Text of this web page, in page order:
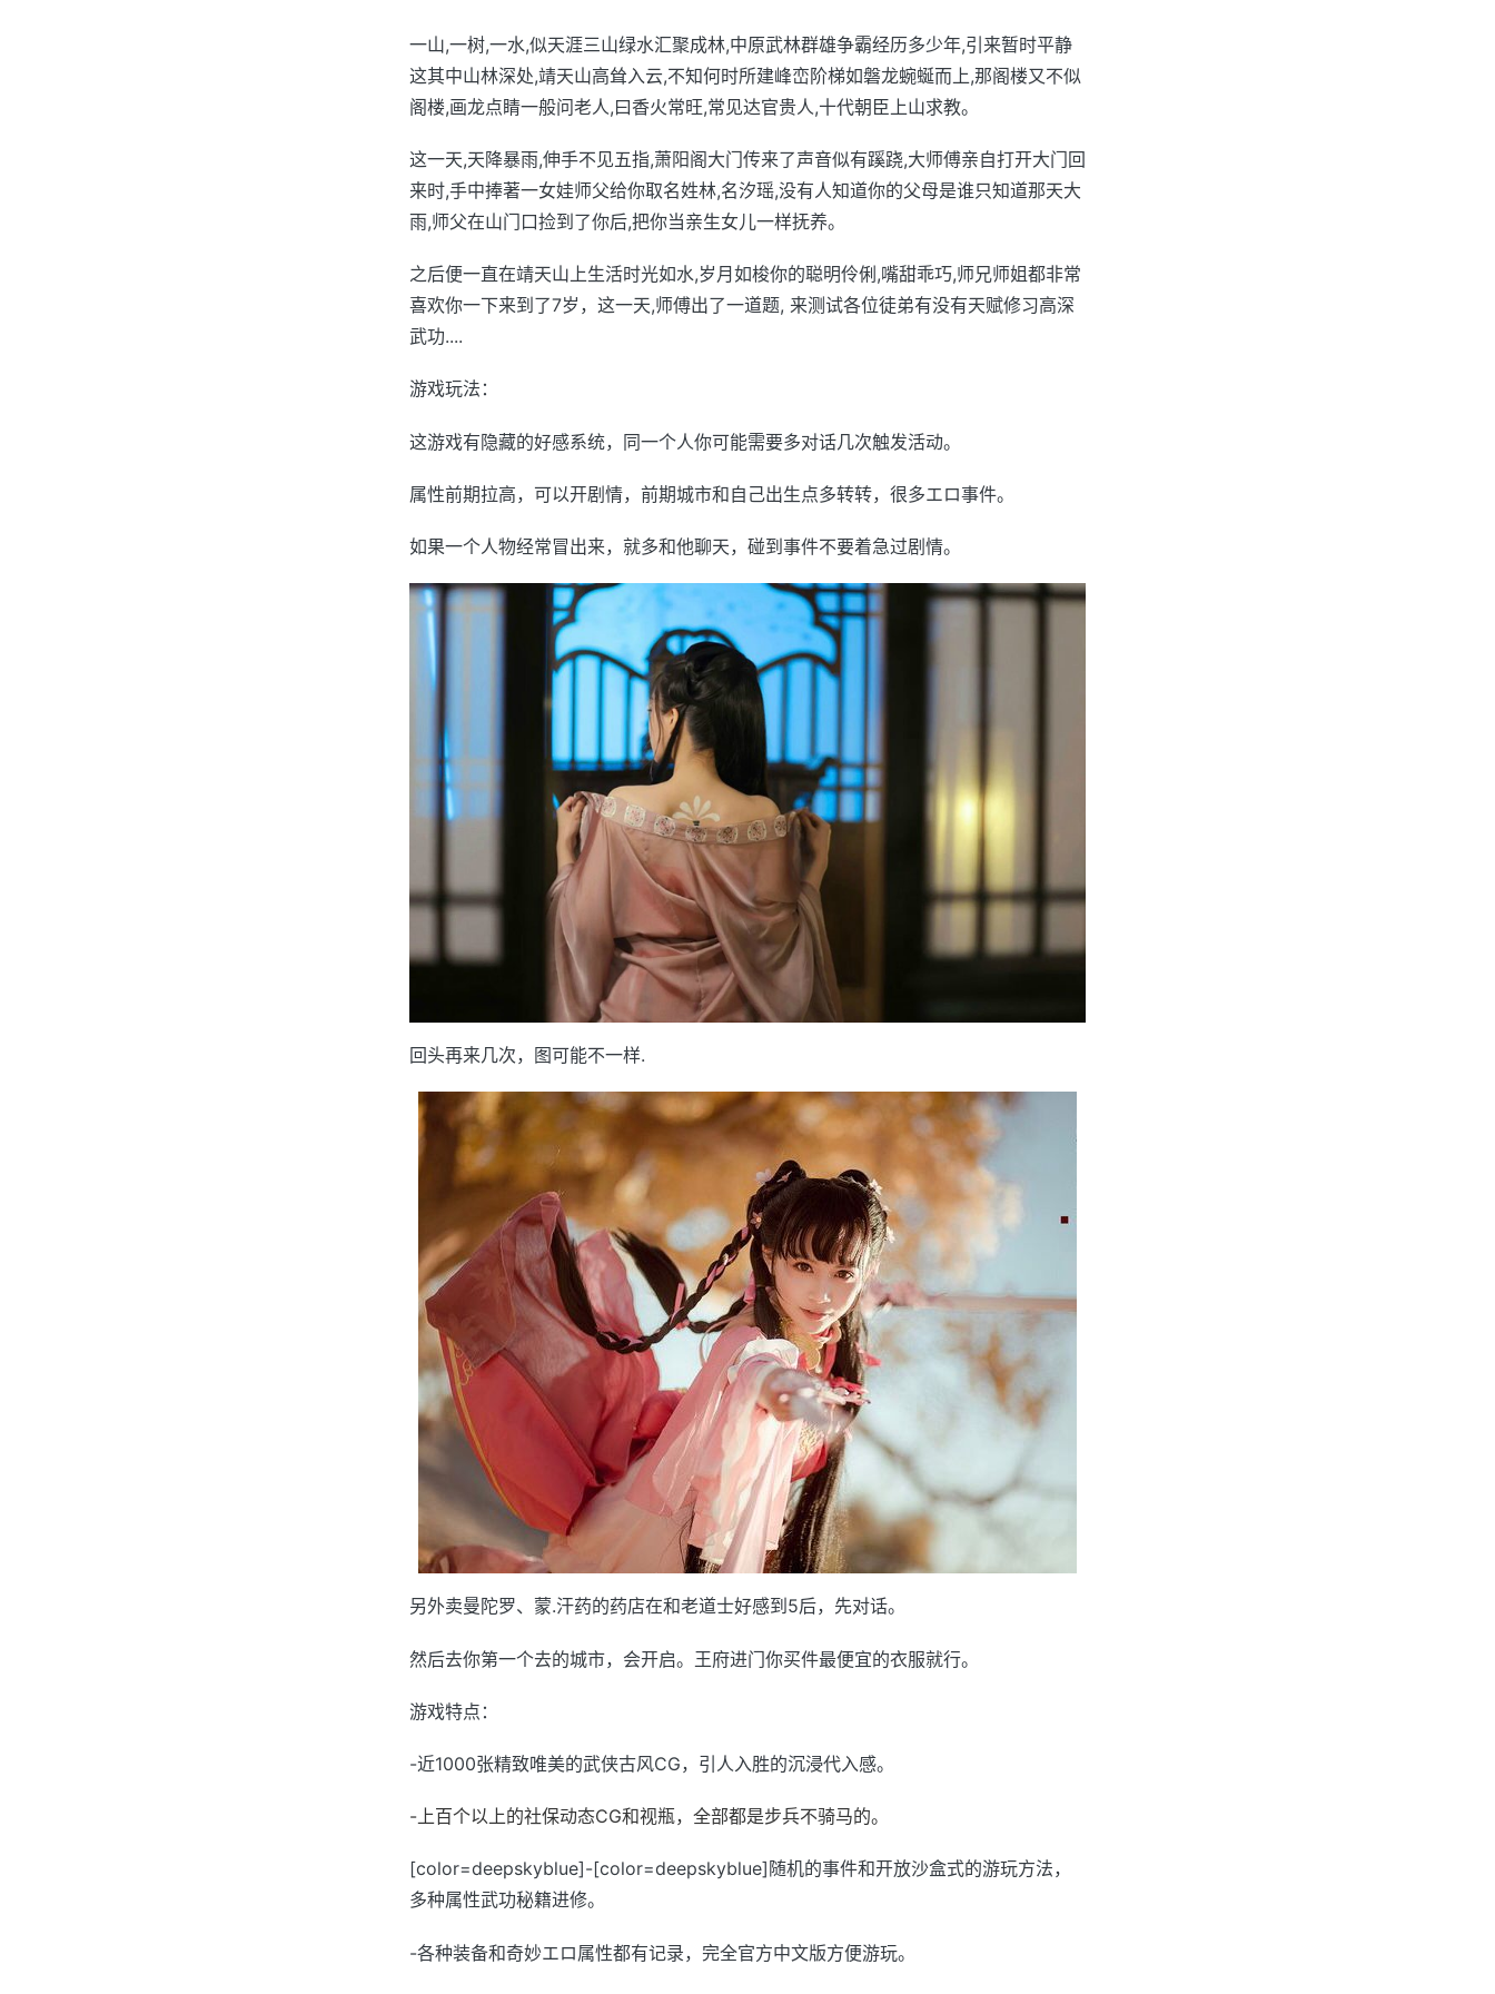
一山,一树,一水,似天涯三山绿水汇聚成林,中原武林群雄争霸经历多少年,引来暂时平静
这其中山林深处,靖天山高耸入云,不知何时所建峰峦阶梯如磐龙蜿蜒而上,那阁楼又不似
阁楼,画龙点睛一般问老人,曰香火常旺,常见达官贵人,十代朝臣上山求教。
这一天,天降暴雨,伸手不见五指,萧阳阁大门传来了声音似有蹊跷,大师傅亲自打开大门回
来时,手中捧著一女娃师父给你取名姓林,名汐瑶,没有人知道你的父母是谁只知道那天大
雨,师父在山门口捡到了你后,把你当亲生女儿一样抚养。
之后便一直在靖天山上生活时光如水,岁月如梭你的聪明伶俐,嘴甜乖巧,师兄师姐都非常
喜欢你一下来到了7岁，这一天,师傅出了一道题, 来测试各位徒弟有没有天赋修习高深
武功....
游戏玩法：
这游戏有隐藏的好感系统，同一个人你可能需要多对话几次触发活动。
属性前期拉高，可以开剧情，前期城市和自己出生点多转转，很多エロ事件。
如果一个人物经常冒出来，就多和他聊天，碰到事件不要着急过剧情。
回头再来几次，图可能不一样.
另外卖曼陀罗、蒙.汗药的药店在和老道士好感到5后，先对话。
然后去你第一个去的城市，会开启。王府进门你买件最便宜的衣服就行。
游戏特点：
-近1000张精致唯美的武侠古风CG，引人入胜的沉浸代入感。
-上百个以上的社保动态CG和视瓶，全部都是步兵不骑马的。
[color=deepskyblue]-[color=deepskyblue]随机的事件和开放沙盒式的游玩方法，
多种属性武功秘籍进修。
-各种装备和奇妙エロ属性都有记录，完全官方中文版方便游玩。